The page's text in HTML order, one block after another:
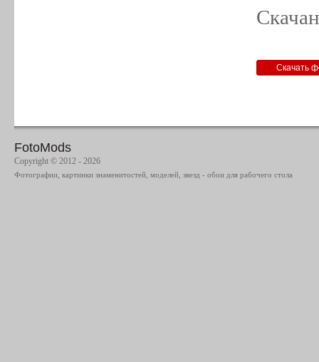
FotoMods
Copyright © 2012 - 2026
Фотографии, картинки знаменитостей, моделей, звезд - обои для рабочего стола